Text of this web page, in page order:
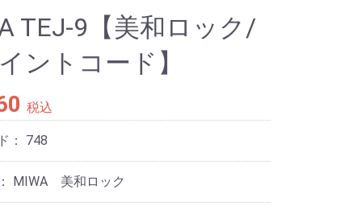
TEJ-9【美和ロック/
ントコード】
税込
： 748
MIWA 美和ロック